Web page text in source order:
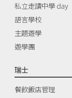
私立走讀中學 day
語言學校
主題遊學
遊學團
瑞士
餐飲飯店管理